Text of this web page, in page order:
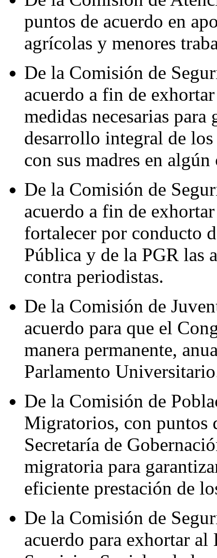
puntos de acuerdo en
agrícolas y menores
De la Comisión de
acuerdo a fin de
medidas necesarias
desarrollo integral de
con sus madres en
De la Comisión de
acuerdo a fin de
fortalecer por conducto
Pública y de la PGR las
contra periodistas.
De la Comisión de
acuerdo para que el
manera permanente,
Parlamento
De la Comisión de
Migratorios, con puntos
Secretaría de
migratoria para
eficiente prestación de
De la Comisión de
acuerdo para exhortar